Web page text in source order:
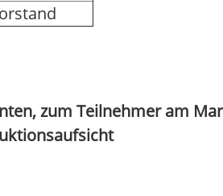
zum Teilnehmer am